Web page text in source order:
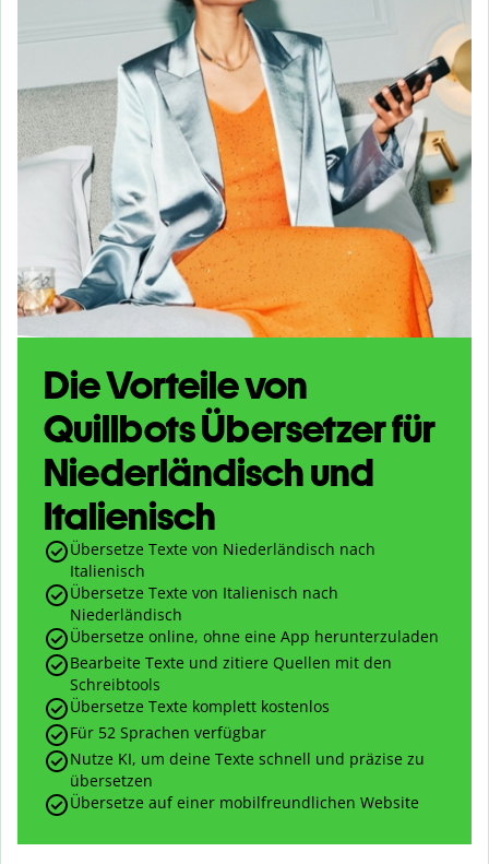
Die Vorteile von
Quillbots Übersetzer für
Niederländisch und
Italienisch
Übersetze Texte von Niederländisch nach
Italienisch
Übersetze Texte von Italienisch nach
Niederländisch
Übersetze online, ohne eine App herunterzuladen
Bearbeite Texte und zitiere Quellen mit den
Schreibtools
Übersetze Texte komplett kostenlos
Für 52 Sprachen verfügbar
Nutze KI, um deine Texte schnell und präzise zu
übersetzen
Übersetze auf einer mobilfreundlichen Website